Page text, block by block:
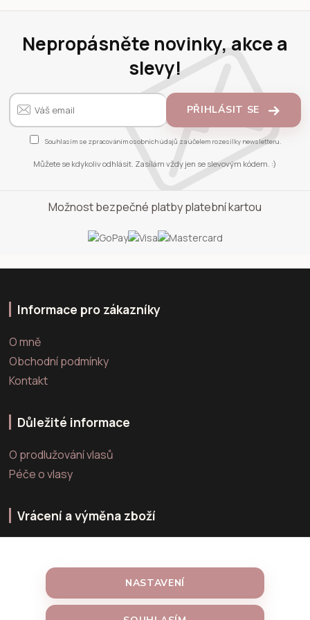
Nepropásněte novinky, akce a
slevy!
PŘIHLÁSIT SE
Souhlasím se zpracováním osobních údajů za účelem rozesílky newsletteru.
Můžete se kdykoliv odhlásit. Zasílám vždy jen se slevovým kódem. :)
Možnost bezpečné platby platební kartou
Informace pro zákazníky
O mně
Obchodní podmínky
Kontakt
Důležité informace
O prodlužování vlasů
Péče o vlasy
Vrácení a výměna zboží
Vrácení zboží
NASTAVENÍ